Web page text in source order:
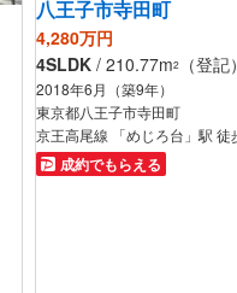
八王子市寺田町
4,280万円
4SLDK / 210.77m2 （登
2018年6月（築9年）
東京都八王子市寺田町
京王高尾線 「めじろ台」駅 徒
成約でもらえる